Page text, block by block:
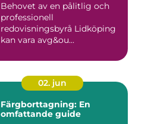
Behovet av en pålitlig och
professionell
redovisningsbyrå Lidköping
kan vara avg&ou...
02. jun
Färgborttagning: En
omfattande guide